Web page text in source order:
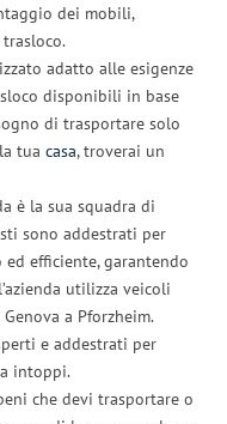
dei mobili,
adatto alle esigenze
disponibili in base
di trasportare solo
tua casa, troverai un
è la sua squadra di
sono addestrati per
efficiente, garantendo
utilizza veicoli
a Pforzheim.
e addestrati per
intoppi.
che devi trasportare o